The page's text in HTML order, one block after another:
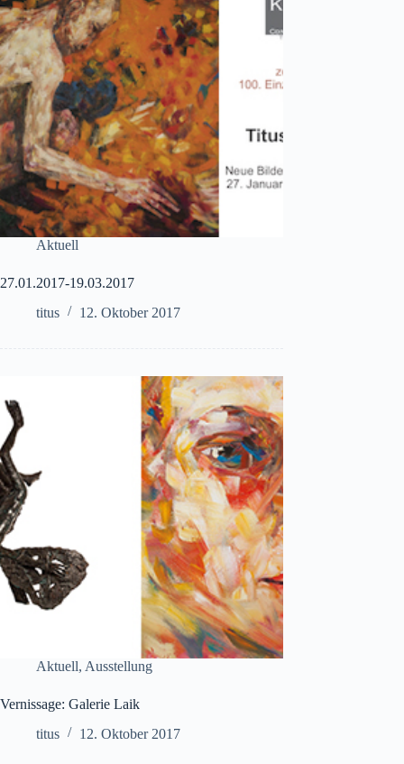
Aktuell
27.01.2017-19.03.2017
titus
12. Oktober 2017
Aktuell, Ausstellung
Vernissage: Galerie Laik
titus
12. Oktober 2017